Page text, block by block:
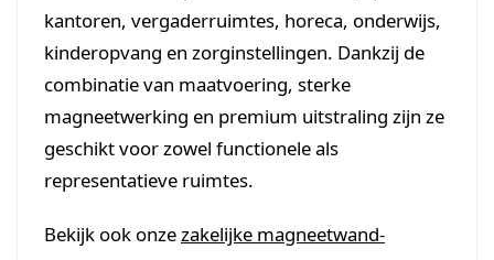
kantoren, vergaderruimtes, horeca, onderwijs,
kinderopvang en zorginstellingen. Dankzij de
combinatie van maatvoering, sterke
magneetwerking en premium uitstraling zijn ze
geschikt voor zowel functionele als
representatieve ruimtes.
Bekijk ook onzezakelijke magneetwand-